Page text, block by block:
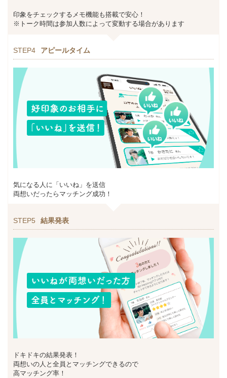
印象をチェックするメモ機能も搭載で安心！
※トーク時間は参加人数によって変動する場合があります
STEP4 アピールタイム
気になる人に「いいね」を送信
両想いだったらマッチング成功！
STEP5 結果発表
ドキドキの結果発表！
両想いの人と全員とマッチングできるので
高マッチング率！